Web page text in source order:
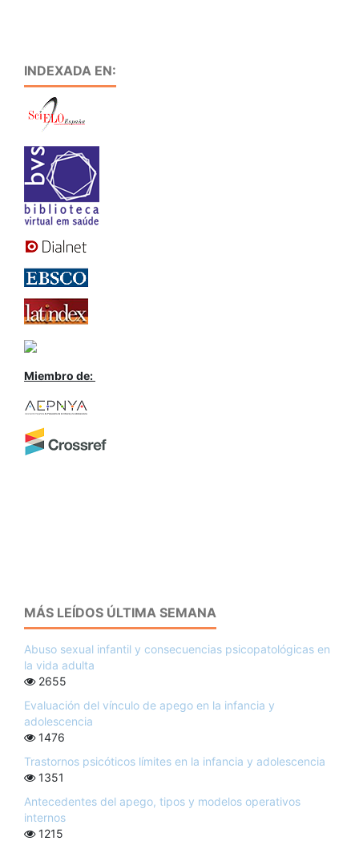
INDEXADA EN:
Miembro de:
MÁS LEÍDOS ÚLTIMA SEMANA
Abuso sexual infantil y consecuencias psicopatológicas en
la vida adulta
2655
Evaluación del vínculo de apego en la infancia y
adolescencia
1476
Trastornos psicóticos límites en la infancia y adolescencia
1351
Antecedentes del apego, tipos y modelos operativos
internos
1215